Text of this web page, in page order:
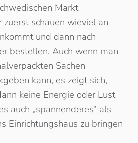
Markt
zuerst schauen wieviel an
und dann nach
bestellen. Auch wenn man
Sachen
kann, es zeigt sich,
keine Energie oder Lust
auch „spannenderes“ als
Einrichtungshaus zu bringen